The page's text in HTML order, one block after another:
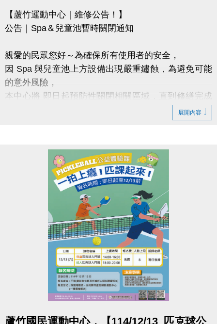
【蘆竹運動中心｜維修公告！】
公告｜Spa＆兒童池暫時關閉通知
親愛的民眾您好～為確保所有使用者的安全，
因 Spa 與兒童池上方設備出現嚴重鏽蝕，為避免可能
的意外風險，
本中心將 即日起預防性關閉相關區域，直到修繕完成
讓大家未來使用能更安心
造成您的不便，敬請見諒，感謝您的耐心與體諒
(03)263-9066 分機111
官網 :
https://www.lzsports.com.tw/zh_TW/news/pageID/1/
FB : 桃園市蘆竹國民運動中心
IG : @luzhusports
展開內容
蘆竹國民運動中心，【114/12/13_匹克球公